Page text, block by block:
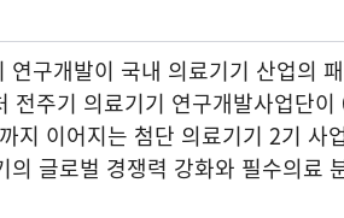
구개발이 국내 의료기기 산업의
주기 의료기기 연구개발사업단이
지 이어지는 첨단 의료기기 2기 사
글로벌 경쟁력 강화와 필수의료